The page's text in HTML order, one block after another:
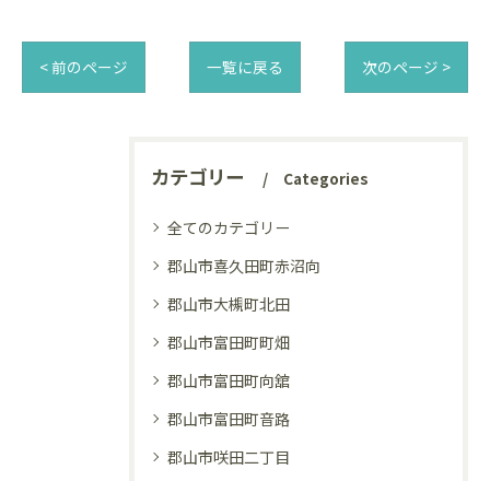
< 前のページ 一覧に戻る 次のページ >
カテゴリー Categories
全てのカテゴリー
郡山市喜久田町赤沼向
郡山市大槻町北田
郡山市富田町町畑
郡山市富田町向舘
郡山市富田町音路
郡山市咲田二丁目